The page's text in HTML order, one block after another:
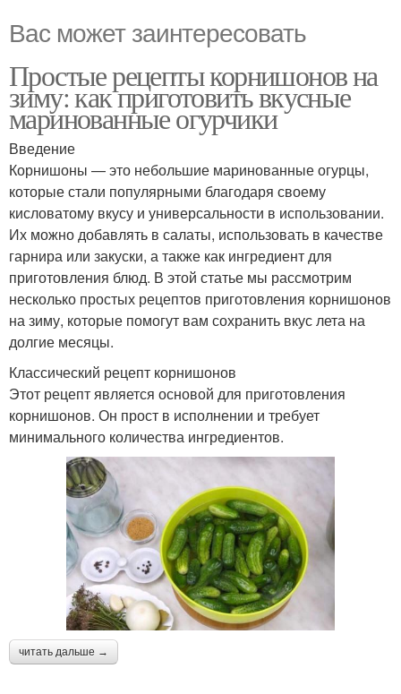
Вас может заинтересовать
Простые рецепты корнишонов на
зиму: как приготовить вкусные
маринованные огурчики
Введение
Корнишоны — это небольшие маринованные огурцы,
которые стали популярными благодаря своему
кисловатому вкусу и универсальности в использовании.
Их можно добавлять в салаты, использовать в качестве
гарнира или закуски, а также как ингредиент для
приготовления блюд. В этой статье мы рассмотрим
несколько простых рецептов приготовления корнишонов
на зиму, которые помогут вам сохранить вкус лета на
долгие месяцы.
Классический рецепт корнишонов
Этот рецепт является основой для приготовления
корнишонов. Он прост в исполнении и требует
минимального количества ингредиентов.
читать дальше →